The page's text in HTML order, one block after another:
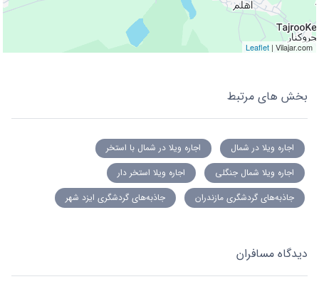
Leaflet | Vilajar.com
بخش های مرتبط
اجاره ویلا در شمال
اجاره ویلا در شمال با استخر
اجاره ویلا شمال جنگلی
اجاره ویلا استخر دار
جاذبه‌های گردشگری مازندران
جاذبه‌های گردشگری ایزد شهر
دیدگاه مسافران